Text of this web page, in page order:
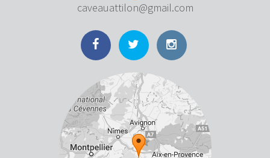
caveauattilon@gmail.com